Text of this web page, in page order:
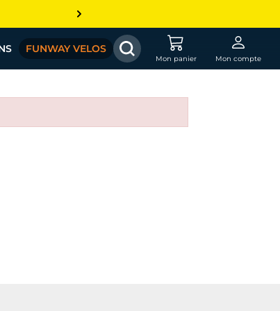
FUNWAY VELOS
Mon panier Mon compte